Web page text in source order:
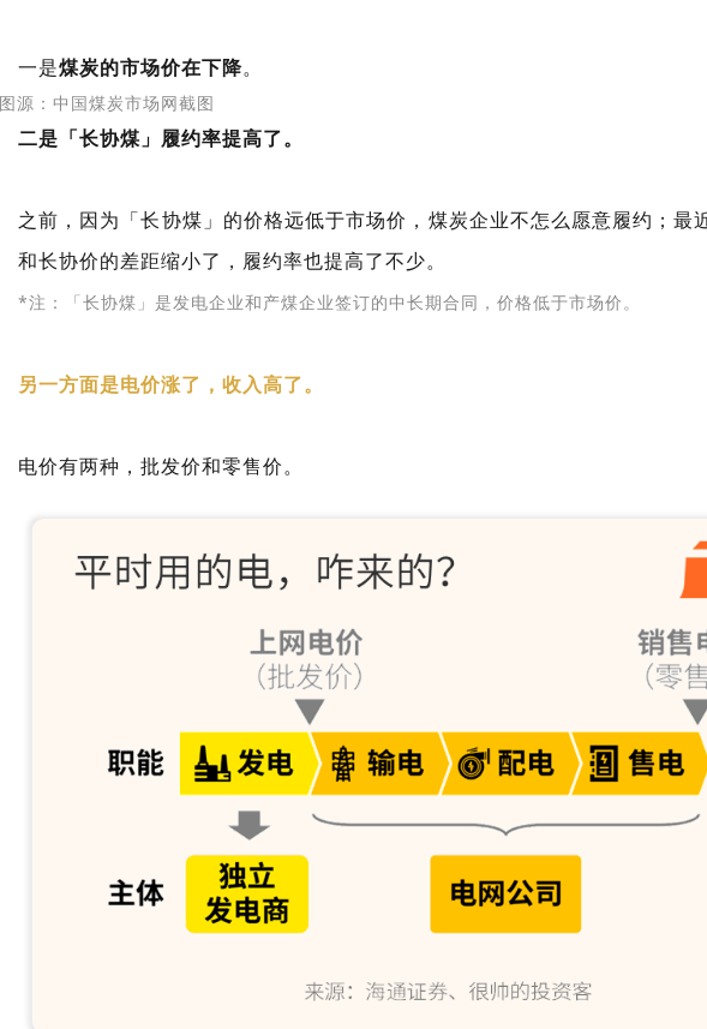
一是煤炭的市场价在下降。
图源：中国煤炭市场网截图
二是「长协煤」履约率提高了。
之前，因为「长协煤」的价格远低于市场价，煤炭企业不怎么愿意履约；最
和长协价的差距缩小了，履约率也提高了不少。
*注：「长协煤」是发电企业和产煤企业签订的中长期合同，价格低于市场价。
另一方面是电价涨了，收入高了。
电价有两种，批发价和零售价。